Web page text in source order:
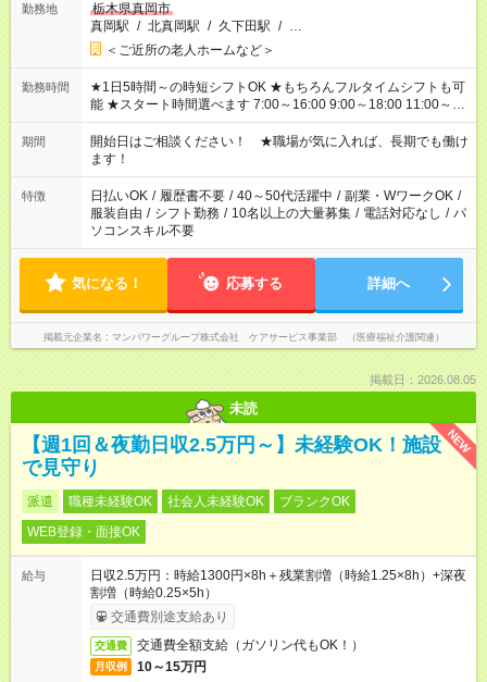
勤務地
栃木県真岡市
真岡駅 / 北真岡駅 / 久下田駅 / …
＜ご近所の老人ホームなど＞
勤務時間
★1日5時間～の時短シフトOK ★もちろんフルタイムシフトも可
能 ★スタート時間選べます 7:00～16:00 9:00～18:00 11:00～
20:00 など 残業なし！ ※Wワークの場合、他のお仕事と合わせ
週40時間超の就業はご案内できません ※法令に基づき、週20時
間以上勤務は社会保険への加入対象となります ※労働者派遣法
（日雇い派遣の原則禁止）により、短時間・短期間の就業はご
案内が難しい場合があります
期間
開始日はご相談ください！ ★職場が気に入れば、長期でも働け
ます！
特徴 日払いOK / 履歴書不要 / 40～50代活躍中 / 副業・WワークOK /
服装自由 / シフト勤務 / 10名以上の大量募集 / 電話対応なし / パ
ソコンスキル不要
気になる！ 応募する 詳細へ
掲載元企業名 マンパワーグループ株式会社 ケアサービス事業部 （医療福祉介護関連）
掲載日：2026.08.05
未読
NEW
【週1回＆夜勤日収2.5万円～】未経験OK！施設
で見守り
派遣 職種未経験OK 社会人未経験OK
ブランクOK
WEB登録・面接OK
給与
日収2.5万円：時給1300円×8h＋残業割増（時給1.25×8h）+深夜
割増（時給0.25×5h）
交通費別途支給あり
交通費 交通費全額支給（ガソリン代もOK！）
月収例 10～15万円